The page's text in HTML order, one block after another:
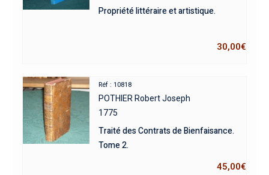
Propriété littéraire et artistique.
30,00€
Réf : 10818
POTHIER Robert Joseph
1775
Traité des Contrats de Bienfaisance.
Tome 2.
45,00€